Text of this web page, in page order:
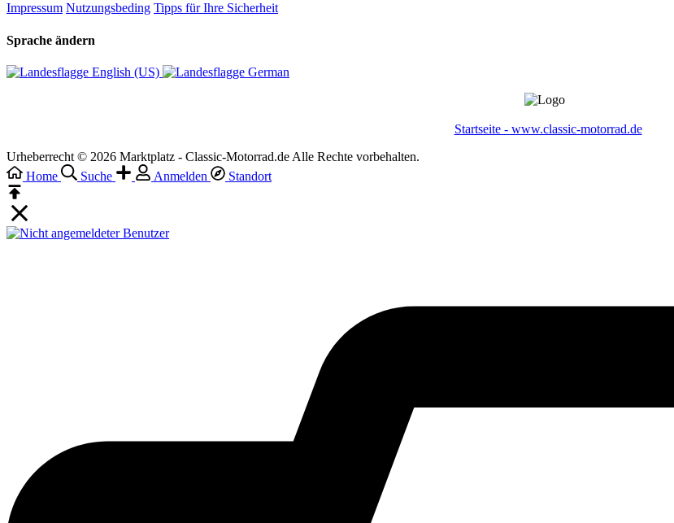
Impressum Nutzungsbeding Tipps für Ihre Sicherheit
Sprache ändern
English (US)‎ German‎
Startseite - www.classic-motorrad.de
Urheberrecht © 2026 Marktplatz - Classic-Motorrad.de Alle Rechte vorbehalten.
Home
Suche Anmelden Standort